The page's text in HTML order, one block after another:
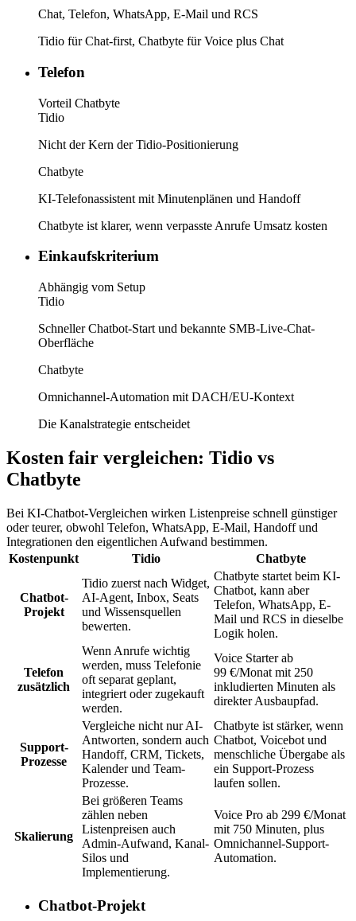
Chat, Telefon, WhatsApp, E-Mail und RCS
Tidio für Chat-first, Chatbyte für Voice plus Chat
Telefon
Vorteil Chatbyte
Tidio
Nicht der Kern der Tidio-Positionierung
Chatbyte
KI-Telefonassistent mit Minutenplänen und Handoff
Chatbyte ist klarer, wenn verpasste Anrufe Umsatz kosten
Einkaufskriterium
Abhängig vom Setup
Tidio
Schneller Chatbot-Start und bekannte SMB-Live-Chat-
Oberfläche
Chatbyte
Omnichannel-Automation mit DACH/EU-Kontext
Die Kanalstrategie entscheidet
Kosten fair vergleichen: Tidio vs
Chatbyte
Bei KI-Chatbot-Vergleichen wirken Listenpreise schnell günstiger
oder teurer, obwohl Telefon, WhatsApp, E-Mail, Handoff und
Integrationen den eigentlichen Aufwand bestimmen.
Kostenpunkt
Tidio Chatbyte
Chatbot-
Projekt
Tidio zuerst nach Widget,
AI-Agent, Inbox, Seats
und Wissensquellen
bewerten.
Chatbyte startet beim KI-
Chatbot, kann aber
Telefon, WhatsApp, E-
Mail und RCS in dieselbe
Logik holen.
Telefon
zusätzlich
Wenn Anrufe wichtig
werden, muss Telefonie
oft separat geplant,
integriert oder zugekauft
werden.
Voice Starter ab
99 €/Monat mit 250
inkludierten Minuten als
direkter Ausbaupfad.
Support-
Prozesse
Vergleiche nicht nur AI-
Antworten, sondern auch
Handoff, CRM, Tickets,
Kalender und Team-
Prozesse.
Chatbyte ist stärker, wenn
Chatbot, Voicebot und
menschliche Übergabe als
ein Support-Prozess
laufen sollen.
Skalierung
Bei größeren Teams
zählen neben
Listenpreisen auch
Admin-Aufwand, Kanal-
Silos und
Implementierung.
Voice Pro ab 299 €/Monat
mit 750 Minuten, plus
Omnichannel-Support-
Automation.
Chatbot-Projekt